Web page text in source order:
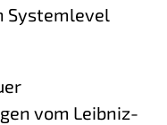
Systemlevel
vom Leibniz-